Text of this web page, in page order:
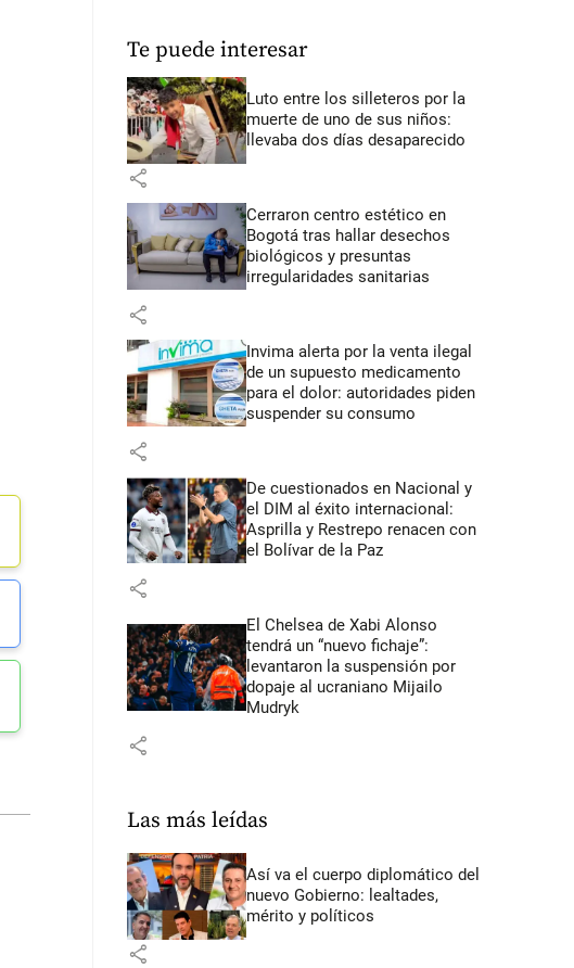
Te puede interesar
Luto entre los silleteros por la
muerte de uno de sus niños:
llevaba dos días desaparecido
share
Cerraron centro estético en
Bogotá tras hallar desechos
biológicos y presuntas
irregularidades sanitarias
share
Invima alerta por la venta ilegal
de un supuesto medicamento
para el dolor: autoridades piden
suspender su consumo
share
De cuestionados en Nacional y
el DIM al éxito internacional:
Asprilla y Restrepo renacen con
el Bolívar de la Paz
share
El Chelsea de Xabi Alonso
tendrá un “nuevo fichaje”:
levantaron la suspensión por
dopaje al ucraniano Mijailo
Mudryk
share
Las más leídas
Así va el cuerpo diplomático del
nuevo Gobierno: lealtades,
mérito y políticos
share